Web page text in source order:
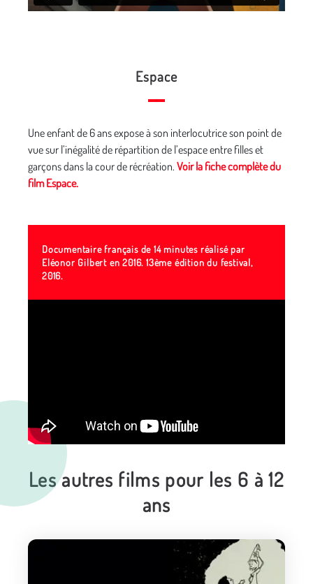
Espace
Une enfant de 6 ans expose à son interlocutrice son point de
vue sur l’inégalité de répartition de l’espace entre filles et
garçons dans la cour de récréation. Voir la fiche complète du
film Espace.
Documentaire français de 14 minutes réalisé par
Eléonor Gilbert en 2016. 13ème édition du festival,
2016.
Les autres films pour les 6 à 12
ans